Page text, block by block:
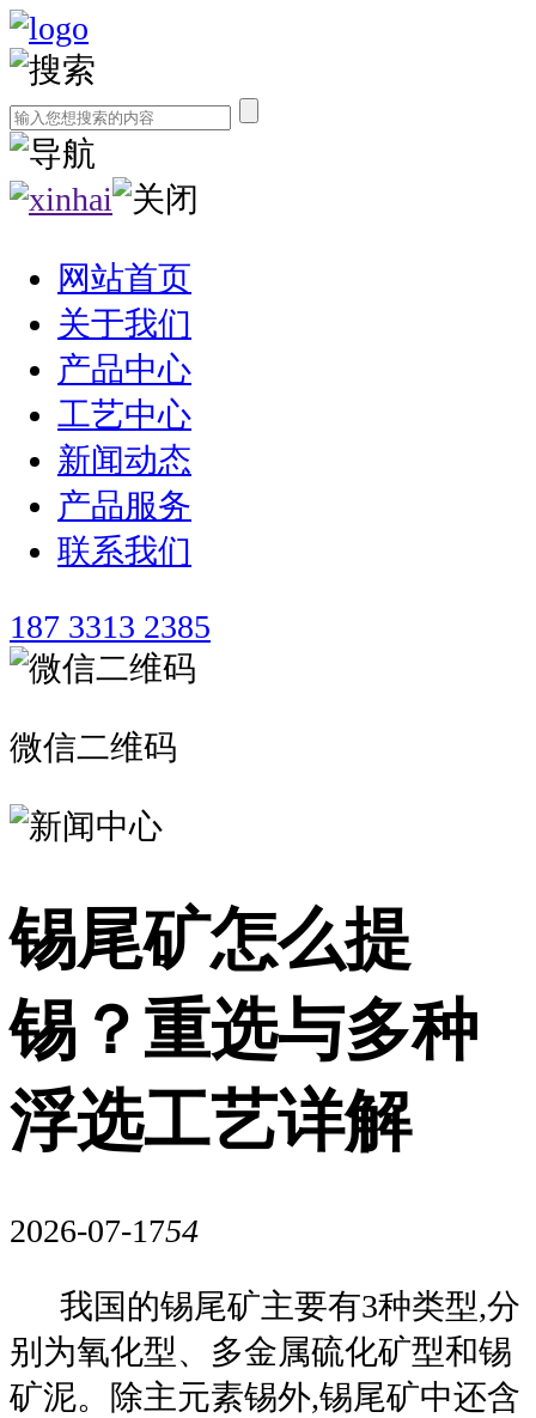
网站首页
关于我们
产品中心
工艺中心
新闻动态
产品服务
联系我们
187 3313 2385
微信二维码
锡尾矿怎么提
锡？重选与多种
浮选工艺详解
2026-07-1754
我国的锡尾矿主要有3种类型,分
别为氧化型、多金属硫化矿型和锡
矿泥。除主元素锡外,锡尾矿中还含